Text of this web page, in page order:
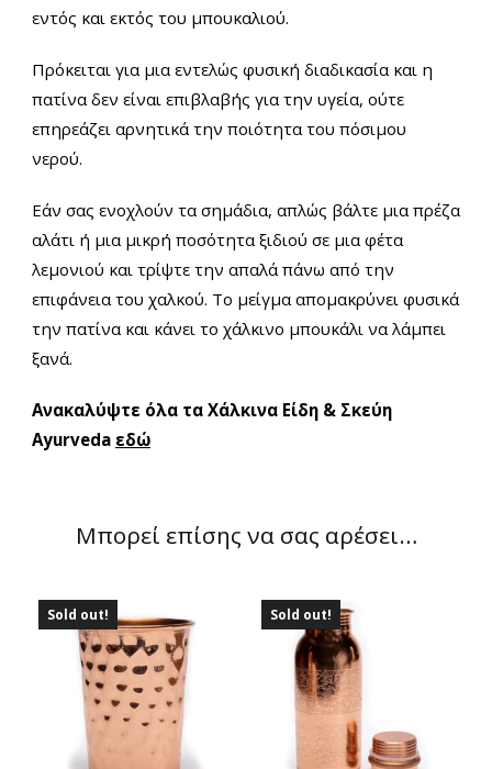
εντός και εκτός του μπουκαλιού.
Πρόκειται για μια εντελώς φυσική διαδικασία και η
πατίνα δεν είναι επιβλαβής για την υγεία, ούτε
επηρεάζει αρνητικά την ποιότητα του πόσιμου
νερού.
Εάν σας ενοχλούν τα σημάδια, απλώς βάλτε μια πρέζα
αλάτι ή μια μικρή ποσότητα ξιδιού σε μια φέτα
λεμονιού και τρίψτε την απαλά πάνω από την
επιφάνεια του χαλκού. Το μείγμα απομακρύνει φυσικά
την πατίνα και κάνει το χάλκινο μπουκάλι να λάμπει
ξανά.
Ανακαλύψτε όλα τα Xάλκινα Είδη & Σκεύη
Ayurveda εδώ
Μπορεί επίσης να σας αρέσει…
Sold out! Sold out!